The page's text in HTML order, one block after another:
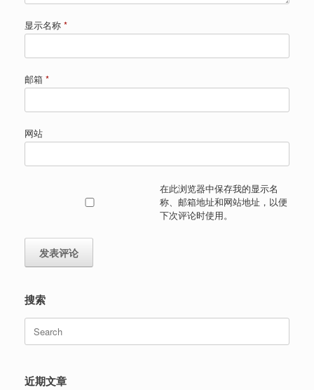
显示名称 *
邮箱 *
网站
在此浏览器中保存我的显示名
称、邮箱地址和网站地址，以便
下次评论时使用。
搜索
for:
近期文章